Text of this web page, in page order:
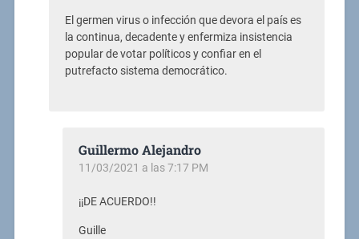
El germen virus o infección que devora el país es
la continua, decadente y enfermiza insistencia
popular de votar políticos y confiar en el
putrefacto sistema democrático.
Guillermo Alejandro
11/03/2021 a las 7:17 PM
¡¡DE ACUERDO!!
Guille